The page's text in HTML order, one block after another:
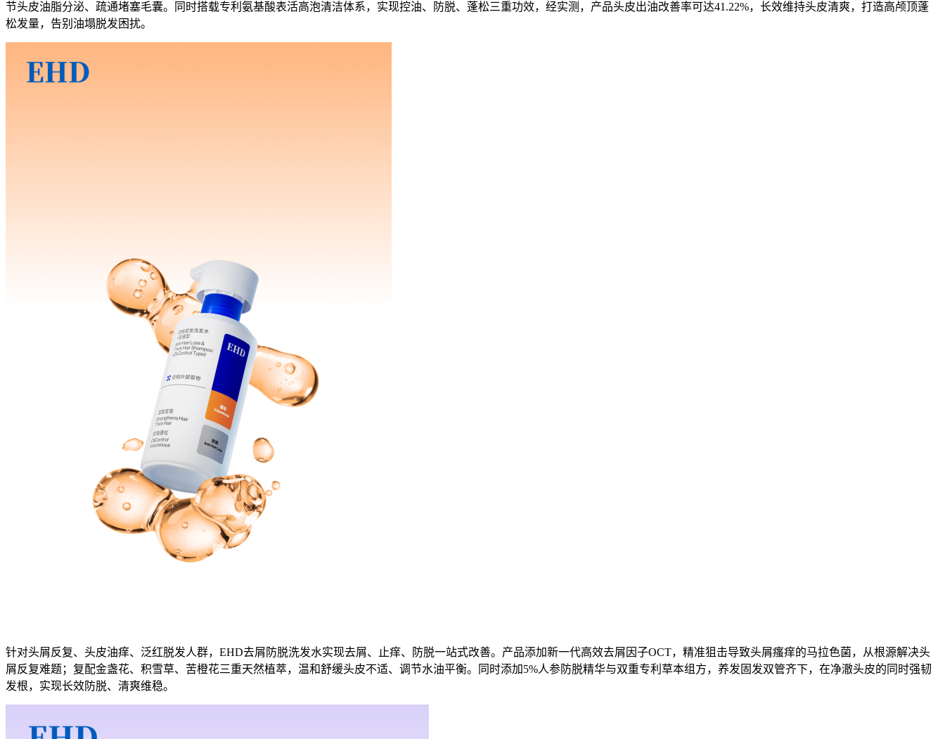
节头皮油脂分泌、疏通堵塞毛囊。同时搭载专利氨基酸表活高泡清洁体系，实现控油、防脱、蓬松三重功效，经实测，产品头皮出油改善率可达41.22%，长效维持头皮清爽，打造高颅顶蓬
松发量，告别油塌脱发困扰。
针对头屑反复、头皮油痒、泛红脱发人群，EHD去屑防脱洗发水实现去屑、止痒、防脱一站式改善。产品添加新一代高效去屑因子OCT，精准狙击导致头屑瘙痒的马拉色菌，从根源解决头
屑反复难题；复配金盏花、积雪草、苦橙花三重天然植萃，温和舒缓头皮不适、调节水油平衡。同时添加5%人参防脱精华与双重专利草本组方，养发固发双管齐下，在净澈头皮的同时强韧
发根，实现长效防脱、清爽维稳。